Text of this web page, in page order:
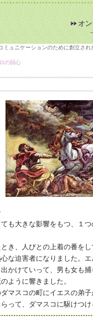
オ
ュニケーションのために創立され
の回心
も大きな影響をもつ、１
き、人びとの上着の番をし
な迫害者になりました。
かけていって、男も女も
ように響きました。
マスコの町にイエスの弟
って、ダマスコに駆けつけ